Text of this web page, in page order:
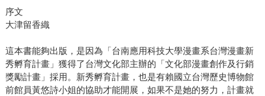
序文
大津留香織
這本書能夠出版，是因為「台南應用科技大學漫畫系台灣漫畫新
秀孵育計畫」獲得了台灣文化部主辦的「文化部漫畫創作及行銷
獎勵計畫」採用。新秀孵育計畫，也是有賴國立台灣歷史博物館
前館員黃悠詩小姐的協助才能開展，如果不是她的努力，計畫就